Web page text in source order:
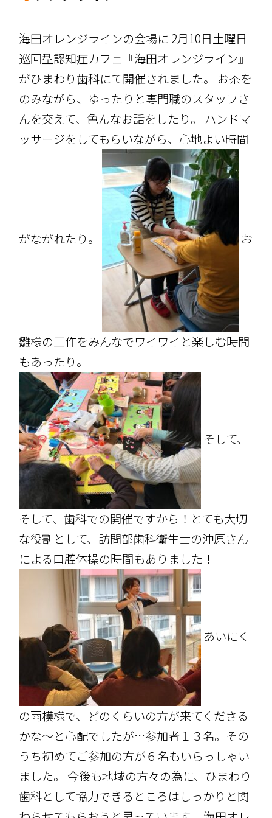
海田オレンジラインの会場に 2月10日土曜日
巡回型認知症カフェ『海田オレンジライン』
がひまわり歯科にて開催されました。 お茶を
のみながら、ゆったりと専門職のスタッフさ
んを交えて、色んなお話をしたり。 ハンドマ
ッサージをしてもらいながら、心地よい時間
がながれたり。 お
雛様の工作をみんなでワイワイと楽しむ時間
もあったり。
そして、
そして、歯科での開催ですから！とても大切
な役割として、訪問部歯科衛生士の沖原さん
による口腔体操の時間もありました！
あいにく
の雨模様で、どのくらいの方が来てくださる
かな～と心配でしたが…参加者１３名。その
うち初めてご参加の方が６名もいらっしゃい
ました。 今後も地域の方々の為に、ひまわり
歯科として協力できるところはしっかりと関